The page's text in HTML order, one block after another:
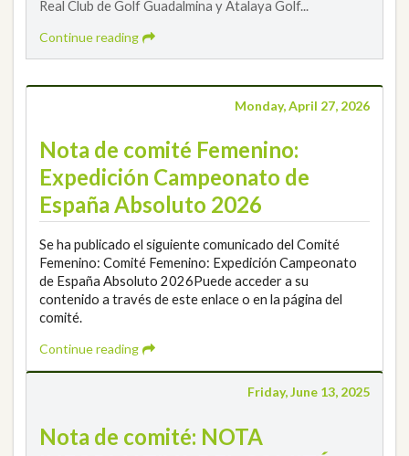
Real Club de Golf Guadalmina y Atalaya Golf...
Continue reading
Monday, April 27, 2026
Nota de comité Femenino:
Expedición Campeonato de
España Absoluto 2026
Se ha publicado el siguiente comunicado del Comité
Femenino: Comité Femenino: Expedición Campeonato
de España Absoluto 2026Puede acceder a su
contenido a través de este enlace o en la página del
comité.
Continue reading
Friday, June 13, 2025
Nota de comité: NOTA